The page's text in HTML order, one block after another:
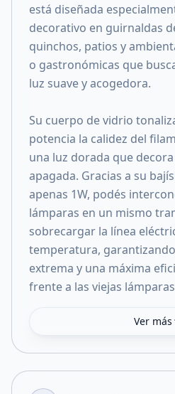
está diseñada
decorativo en guirnaldas
quinchos, patios y
o gastronómicas que
luz suave y acogedora.
Su cuerpo de vidrio
potencia la calidez del
una luz dorada que
apagada. Gracias a su
apenas 1W, podés
lámparas en un mismo
sobrecargar la línea
temperatura,
extrema y una máxima
frente a las viejas
Ver más